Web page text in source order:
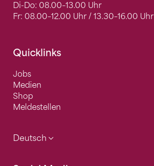
Di-Do: 08.00–13.00 Uhr
Fr: 08.00–12.00 Uhr / 13.30–16.00 Uhr
Quicklinks
Jobs
Medien
Shop
Meldestellen
Deutsch